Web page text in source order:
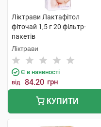
Ліктрави Лактафітол
фіточай 1,5 г 20 фільтр-
пакетів
Ліктрави
Є в наявності
від 84.20 грн
КУПИТИ